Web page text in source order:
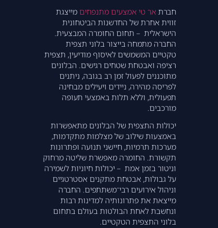
חברת אר טי אמצעים מתנפחים מייצגת
זווית אחרת של החדשנות הביטחונית
הישראלית – תחום החומרה המבצעית.
החברה מתמחה בייצור בלוני תצפית
טקטיים המשמשים לאיסוף מודיעין, תצפית
רציפה ואבטחת שטחים רגישים. הבלונים
מתוכננים לפעול זמן רב בגובה, ניתנים
לפריסה מהירה, ניידים ויעילים מבחינה
תפעולית, וללא תלות באמצעי תעופה
מורכבים.
יכולות התצפית של הבלונים מתאפשרות
באמצעות שילוב של מצלמות מתקדמות,
מערכות תרמיות, חיישני תנועה ופתרונות
תקשורת. החומרה מאפשרת שליטה מרחוק
וניטור בזמן אמת – יכולות חיוניות לשמירה
על גבולות, אבטחת מתקנים אסטרטגיים
וניהול אירועים רבי־משתתפים. החברה
מייצאת את פתרונותיה למדינות רבות
ונחשבת לאחת הבולטות בעולם בתחום
בלוני התצפית הטקטיים.